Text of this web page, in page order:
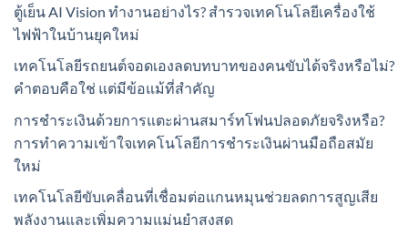
ตู้เย็น AI Vision ทำงานอย่างไร? สำรวจเทคโนโลยีเครื่องใช้
ไฟฟ้าในบ้านยุคใหม่
เทคโนโลยีรถยนต์จอดเองลดบทบาทของคนขับได้จริงหรือไม่?
คำตอบคือใช่ แต่มีข้อแม้ที่สำคัญ
การชำระเงินด้วยการแตะผ่านสมาร์ทโฟนปลอดภัยจริงหรือ?
การทำความเข้าใจเทคโนโลยีการชำระเงินผ่านมือถือสมัย
ใหม่
เทคโนโลยีขับเคลื่อนที่เชื่อมต่อแกนหมุนช่วยลดการสูญเสีย
พลังงานและเพิ่มความแม่นยำสูงสุด